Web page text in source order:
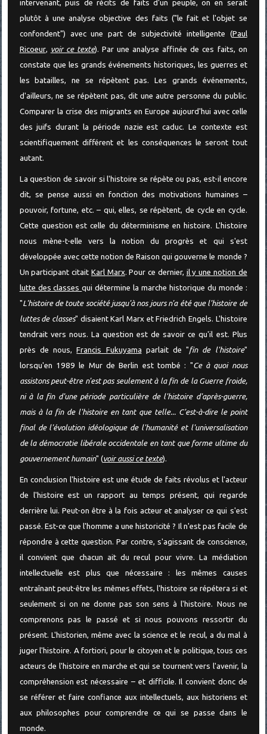
intervenant, puis de récits de faits d'un peuple, on en serait
plutôt à une analyse objective des faits ("le fait et l'objet se
confondent") avec une part de subjectivité intelligente (Paul
Ricoeur, voir ce texte). Par une analyse affinée de ces faits, on
constate que les grands événements historiques, les guerres et
les batailles, ne se répètent pas. Les grands événements,
d'ailleurs, ne se répètent pas, dit une autre personne du public.
Comparer la crise des migrants en Europe aujourd'hui avec celle
des juifs durant la période nazie est caduc. Le contexte est
scientifiquement différent et les conséquences le seront tout
autant.
La question de savoir si l'histoire se répète ou pas, est-il encore
dit, se pense aussi en fonction des motivations humaines –
pouvoir, fortune, etc. – qui, elles, se répètent, de cycle en cycle.
Cette question est celle du déterminisme en histoire. L'histoire
nous mène-t-elle vers la notion du progrès et qui s'est
développée avec cette notion de Raison qui gouverne le monde ?
Un participant citait Karl Marx. Pour ce dernier, il y une notion de
lutte des classesqui détermine la marche historique du monde :
"L'histoire de toute société jusqu'à nos jours n'a été que l'histoire de
luttes de classes" disaient Karl Marx et Friedrich Engels. L'histoire
tendrait vers nous. La question est de savoir ce qu'il est. Plus
près de nous,Francis Fukuyama parlait de "fin de l'histoire"
lorsqu'en 1989 le Mur de Berlin est tombé : "Ce à quoi nous
assistons peut-être n'est pas seulement à la fin de la Guerre froide,
ni à la fin d'une période particulière de l'histoire d'après-guerre,
mais à la fin de l'histoire en tant que telle... C'est-à-dire le point
final de l'évolution idéologique de l'humanité et l'universalisation
de la démocratie libérale occidentale en tant que forme ultime du
gouvernement humain" (voir aussi ce texte).
En conclusion l'histoire est une étude de faits révolus et l'acteur
de l'histoire est un rapport au temps présent, qui regarde
derrière lui. Peut-on être à la fois acteur et analyser ce qui s'est
passé. Est-ce que l'homme a une historicité ? Il n'est pas facile de
répondre à cette question. Par contre, s'agissant de conscience,
il convient que chacun ait du recul pour vivre. La médiation
intellectuelle est plus que nécessaire : les mêmes causes
entraînant peut-être les mêmes effets, l'histoire se répétera si et
seulement si on ne donne pas son sens à l'histoire. Nous ne
comprenons pas le passé et si nous pouvons ressortir du
présent. L'historien, même avec la science et le recul, a du mal à
juger l'histoire. A fortiori, pour le citoyen et le politique, tous ces
acteurs de l'histoire en marche et qui se tournent vers l'avenir, la
compréhension est nécessaire – et difficile. Il convient donc de
se référer et faire confiance aux intellectuels, aux historiens et
aux philosophes pour comprendre ce qui se passe dans le
monde.